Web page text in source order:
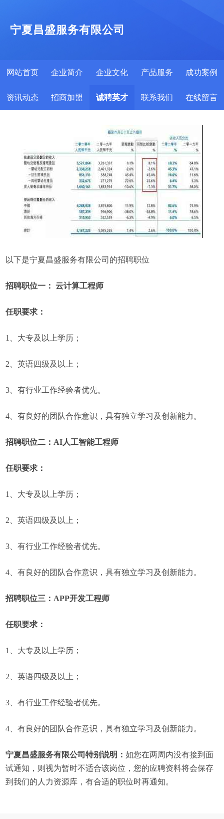
宁夏昌盛服务有限公司
网站首页 企业简介 企业文化 产品服务 成功案例
资讯动态 招商加盟 诚聘英才 联系我们 在线留言
以下是宁夏昌盛服务有限公司的招聘职位
招聘职位一： 云计算工程师
任职要求：
1、大专及以上学历；
2、英语四级及以上；
3、有行业工作经验者优先。
4、有良好的团队合作意识，具有独立学习及创新能力。
招聘职位二：AI人工智能工程师
任职要求：
1、大专及以上学历；
2、英语四级及以上；
3、有行业工作经验者优先。
4、有良好的团队合作意识，具有独立学习及创新能力。
招聘职位三：APP开发工程师
任职要求：
1、大专及以上学历；
2、英语四级及以上；
3、有行业工作经验者优先。
4、有良好的团队合作意识，具有独立学习及创新能力。
宁夏昌盛服务有限公司特别说明：如您在两周内没有接到面
试通知，则视为暂时不适合该岗位，您的应聘资料将会保存
到我们的人力资源库，有合适的职位时再通知。